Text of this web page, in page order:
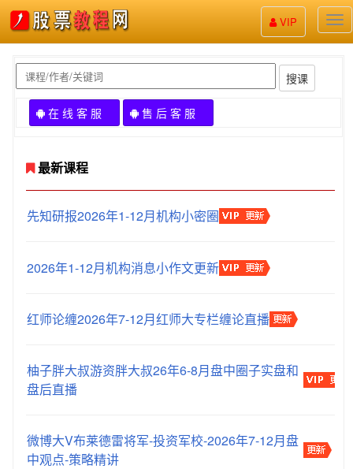
股
票
VIP
搜课
在 线 客 服 售 后 客 服
最新课程
先知研报2026年1-12月机构小密圈
2026年1-12月机构消息小作文更新
红师论缠2026年7-12月红师大专栏缠论直播
柚子胖大叔游资胖大叔26年6-8月盘中圈子实盘和
盘后直播
微博大V布莱德雷将军-投资军校-2026年7-12月盘
中观点-策略精讲